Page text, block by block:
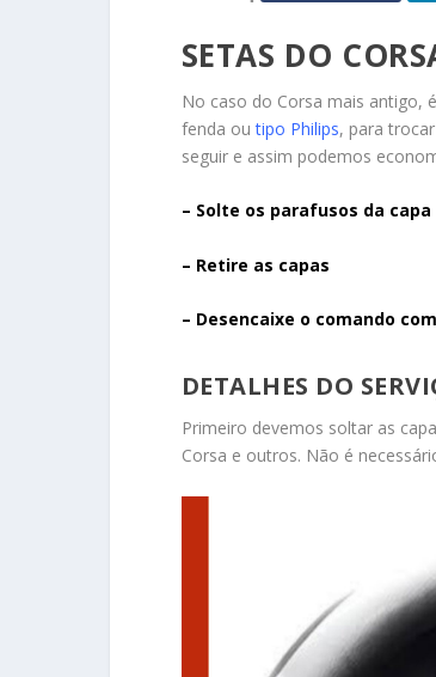
SETAS DO
No caso do Corsa mais antigo,
fenda outipo Philips, para
seguir e assim podemos
– Solte os parafusos da capa
– Retire as capas
– Desencaixe o comando
DETALHES DO
Primeiro devemos soltar as
Corsa e outros. Não é